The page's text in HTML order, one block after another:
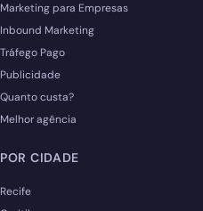
Marketing para Empresas
Inbound Marketing
Tráfego Pago
Publicidade
Quanto custa?
Melhor agência
POR CIDADE
Recife